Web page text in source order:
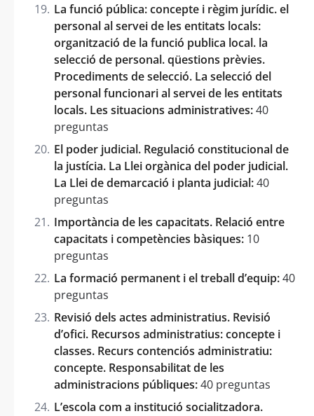
La funció pública: concepte i règim jurídic. el
personal al servei de les entitats locals:
organització de la funció publica local. la
selecció de personal. qüestions prèvies.
Procediments de selecció. La selecció del
personal funcionari al servei de les entitats
locals. Les situacions administratives:40
preguntas
El poder judicial. Regulació constitucional de
la justícia. La Llei orgànica del poder judicial.
La Llei de demarcació i planta judicial:40
preguntas
Importància de les capacitats. Relació entre
capacitats i competències bàsiques: 10
preguntas
La formació permanent i el treball d’equip:40
preguntas
Revisió dels actes administratius. Revisió
d’ofici. Recursos administratius: concepte i
classes. Recurs contenciós administratiu:
concepte. Responsabilitat de les
administracions públiques:40 preguntas
L’escola com a institució socialitzadora.